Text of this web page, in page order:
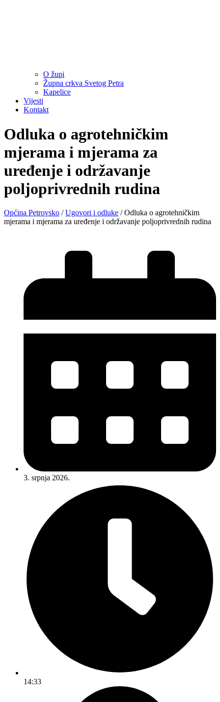
O župi
Župna crkva Svetog Petra
Kapelice
Vijesti
Kontakt
Odluka o agrotehničkim
mjerama i mjerama za
uređenje i održavanje
poljoprivrednih rudina
Općina Petrovsko /Ugovori i odluke /Odluka o agrotehničkim
mjerama i mjerama za uređenje i održavanje poljoprivrednih rudina
3. srpnja 2026.
14:33